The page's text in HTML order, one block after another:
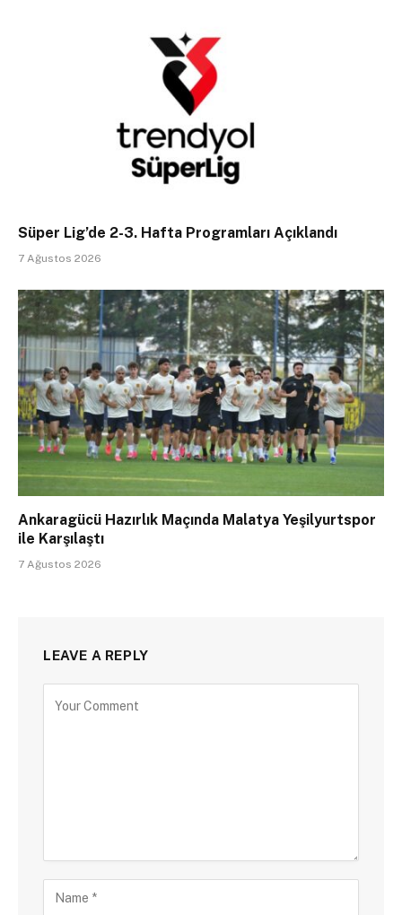
Süper Lig’de 2-3. Hafta Programları Açıklandı
7 Ağustos 2026
Ankaragücü Hazırlık Maçında Malatya Yeşilyurtspor
ile Karşılaştı
7 Ağustos 2026
LEAVE A REPLY